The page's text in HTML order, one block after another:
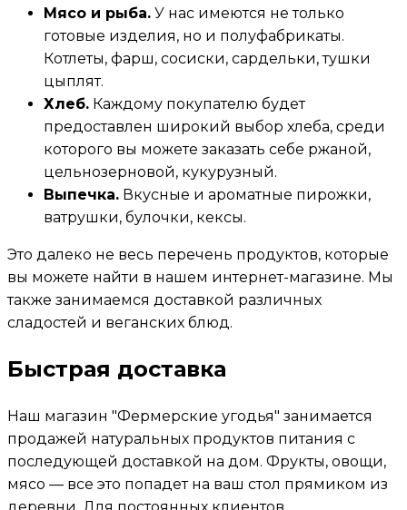
Мясо и рыба. У нас имеются не только
готовые изделия, но и полуфабрикаты.
Котлеты, фарш, сосиски, сардельки, тушки
цыплят.
Хлеб. Каждому покупателю будет
предоставлен широкий выбор хлеба, среди
которого вы можете заказать себе ржаной,
цельнозерновой, кукурузный.
Выпечка. Вкусные и ароматные пирожки,
ватрушки, булочки, кексы.
Это далеко не весь перечень продуктов, которые
вы можете найти в нашем интернет-магазине. Мы
также занимаемся доставкой различных
сладостей и веганских блюд.
Быстрая доставка
Наш магазин "Фермерские угодья" занимается
продажей натуральных продуктов питания с
последующей доставкой на дом. Фрукты, овощи,
мясо — все это попадет на ваш стол прямиком из
деревни. Для постоянных клиентов